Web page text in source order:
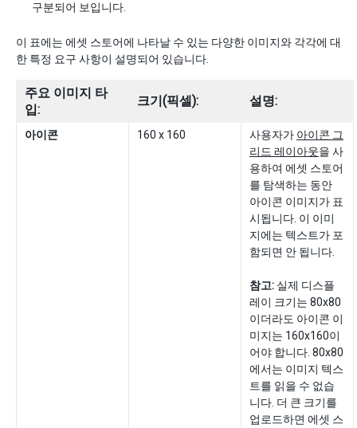
구분되어 보입니다.
이 표에는 에셋 스토어에 나타날 수 있는 다양한 이미지와 각각에 대
한 특정 요구 사항이 설명되어 있습니다.
주요 이미지 타
입:
크기(픽셀): 설명:
아이콘 160 x 160 사용자가 아이콘 그
리드 레이아웃을 사
용하여 에셋 스토어
를 탐색하는 동안
아이콘 이미지가 표
시됩니다. 이 이미
지에는 텍스트가 포
함되면 안 됩니다.
참고: 실제 디스플
레이 크기는 80x80
이더라도 아이콘 이
미지는 160x160이
어야 합니다. 80x80
에서는 이미지 텍스
트를 읽을 수 없습
니다. 더 큰 크기를
업로드하면 에셋 스